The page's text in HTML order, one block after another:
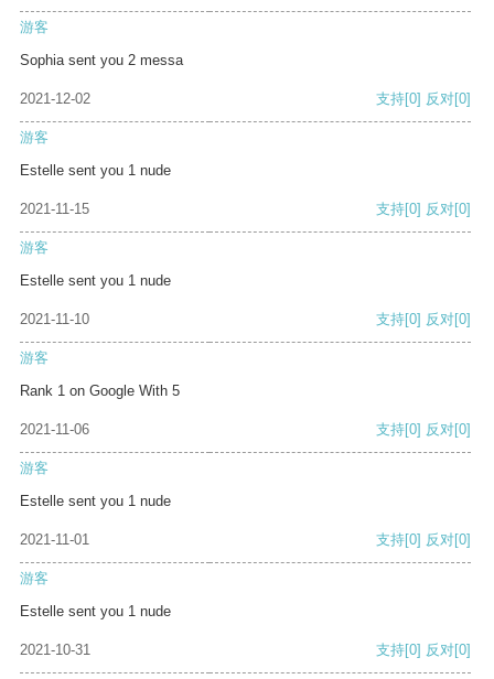
游客
Sophia sent you 2 messa
2021-12-02 支持[0] 反对[0]
游客
Estelle sent you 1 nude
2021-11-15 支持[0] 反对[0]
游客
Estelle sent you 1 nude
2021-11-10 支持[0] 反对[0]
游客
Rank 1 on Google With 5
2021-11-06 支持[0] 反对[0]
游客
Estelle sent you 1 nude
2021-11-01 支持[0] 反对[0]
游客
Estelle sent you 1 nude
2021-10-31 支持[0] 反对[0]